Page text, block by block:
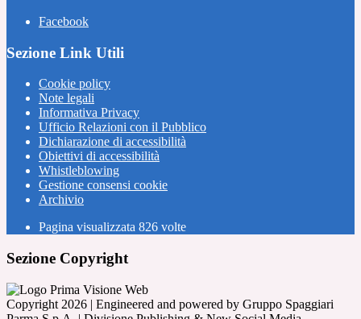
Facebook
Sezione Link Utili
Cookie policy
Note legali
Informativa Privacy
Ufficio Relazioni con il Pubblico
Dichiarazione di accessibilità
Obiettivi di accessibilità
Whistleblowing
Gestione consensi cookie
Archivio
Pagina visualizzata 826 volte
Sezione Copyright
Copyright 2026 | Engineered and powered by Gruppo Spaggiari